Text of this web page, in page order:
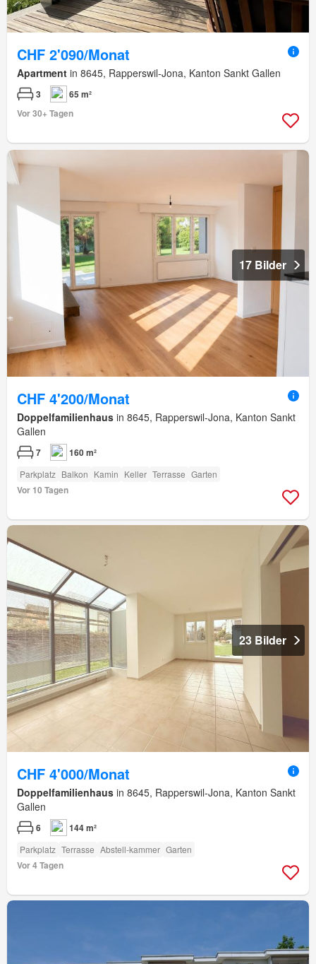
CHF 2'090/Monat
Apartment in 8645, Rapperswil-Jona, Kanton Sankt Gallen
3
65 m²
Vor 30+ Tagen
17 Bilder
CHF 4'200/Monat
Doppelfamilienhaus in 8645, Rapperswil-Jona, Kanton Sankt
Gallen
7 160 m²
Parkplatz Balkon Kamin Keller Terrasse Garten
Vor 10 Tagen
23 Bilder
CHF 4'000/Monat
Doppelfamilienhaus in 8645, Rapperswil-Jona, Kanton Sankt
Gallen
6 144 m²
Parkplatz Terrasse Abstell-kammer Garten
Vor 4 Tagen